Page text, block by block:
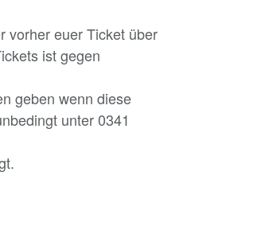
vorher euer Ticket über
ist gegen
geben wenn diese
unter 0341